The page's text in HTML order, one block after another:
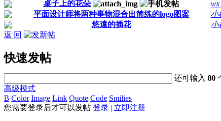
桌子上的花朵
平面设计师将两种事物混合出简练的logo图案
小
悠遠的插花
小
返 回
快速发帖
还可输入80
高级模式
B Color Image Link Quote Code Smilies
您需要登录后才可以发帖 登录 | 立即注册